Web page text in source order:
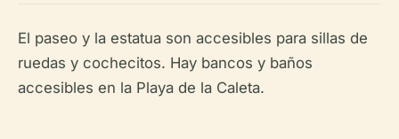
El paseo y la estatua son accesibles para sillas de
ruedas y cochecitos. Hay bancos y baños
accesibles en la Playa de la Caleta.